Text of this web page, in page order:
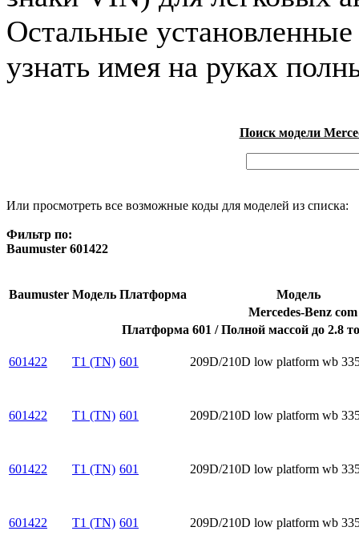
Остальные
узнать имея на руках
Поиск модели
Или просмотреть все возможные коды для моделей из списка:
Фильтр по:
Baumuster 601422
Baumuster Модель Платформа
Модель
Mercedes-Benz
Платформа 601 / Полной массой до 2.8
601422 T1 (TN) 601 209D/210D low platform wb
601422 T1 (TN) 601 209D/210D low platform wb
601422 T1 (TN) 601 209D/210D low platform wb
601422 T1 (TN) 601 209D/210D low platform wb